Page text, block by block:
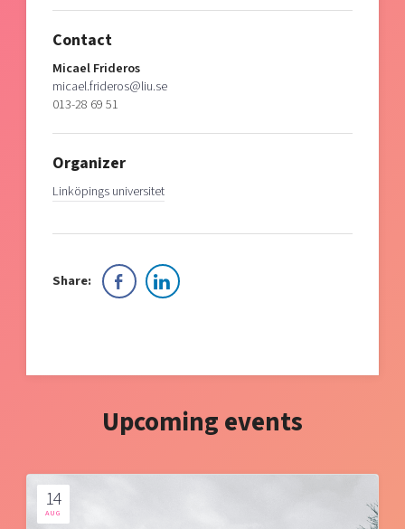
Contact
Micael Frideros
micael.frideros@liu.se
013-28 69 51
Organizer
Linköpings universitet
Share:
Upcoming events
14
AUG